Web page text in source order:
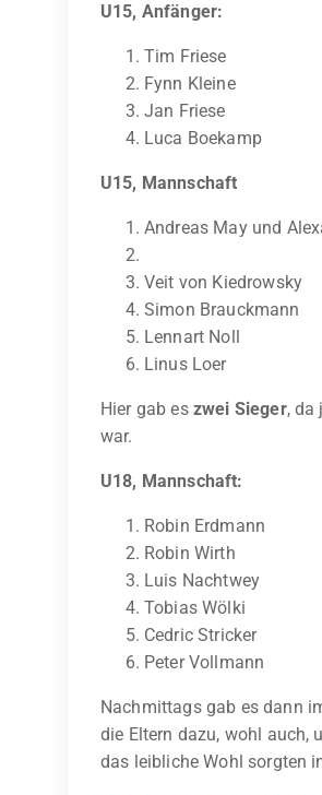
U15, Anfänger:
Tim Friese
Fynn Kleine
Jan Friese
Luca Boekamp
U15, Mannschaft
Andreas May und
Veit von Kiedrowsky
Simon Brauckmann
Lennart Noll
Linus Loer
Hier gab es zwei Sieger, da
war.
U18, Mannschaft:
Robin Erdmann
Robin Wirth
Luis Nachtwey
Tobias Wölki
Cedric Stricker
Peter Vollmann
Nachmittags gab es dann
die Eltern dazu, wohl auch,
das leibliche Wohl sorgten